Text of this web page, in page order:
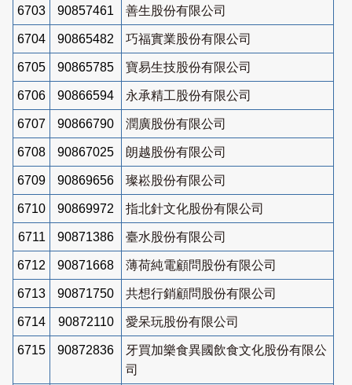
6703 90857461 善生股份有限公司
6704 90865482 巧福實業股份有限公司
6705 90865785 寶易生技股份有限公司
6706 90866594 永承精工股份有限公司
6707 90866790 潤廣股份有限公司
6708 90867025 朗越股份有限公司
6709 90869656 璨崧股份有限公司
6710 90869972 指北針文化股份有限公司
6711 90871386 臺水股份有限公司
6712 90871668 薄荷純電顧問股份有限公司
6713 90871750 共想行銷顧問股份有限公司
6714 90872110 愛呆玩股份有限公司
6715 90872836
牙買加樂食異國飲食文化股份有限公
司